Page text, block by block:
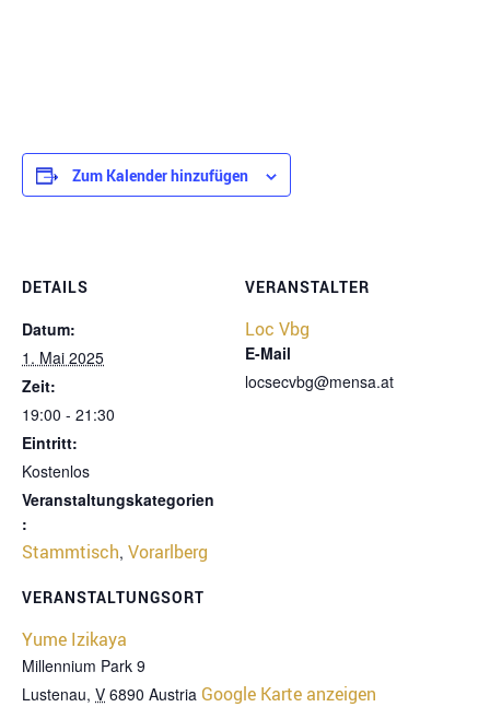
Zum Kalender hinzufügen
DETAILS
Datum:
1. Mai 2025
Zeit:
19:00 - 21:30
Eintritt:
Kostenlos
Veranstaltungskategorien
:
Stammtisch, Vorarlberg
VERANSTALTUNGSORT
Yume Izikaya
Millennium Park 9
Lustenau, V 6890 Austria Google Karte anzeigen
VERANSTALTER
Loc Vbg
E-Mail
locsecvbg@mensa.at